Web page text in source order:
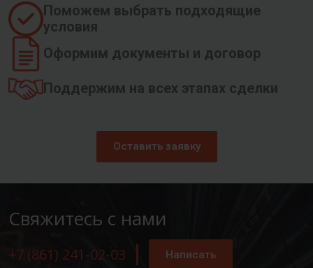
Поможем выбрать подходящие
условия
Оформим документы и договор
Поддержим на всех этапах сделки
Оставить заявку
Свяжитесь с нами
+7 (861) 241-02-03 Написать